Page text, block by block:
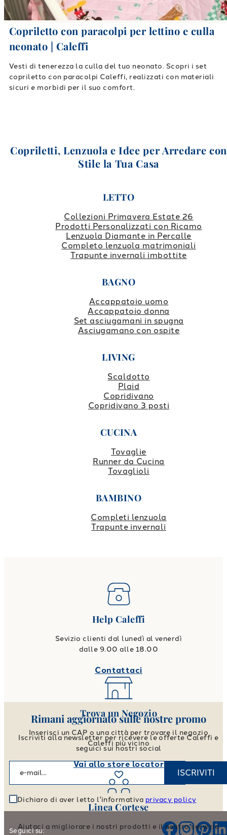
Copriletto con paracolpi per lettino e culla
neonato | Caleffi
Vesti di tenerezza la culla del tuo neonato. Scopri i set
copriletto con paracolpi Caleffi, realizzati con materiali
sicuri e morbidi per il suo comfort.
Copriletti, Lenzuola e Idee per Arredare con
Stile la Tua Casa
LETTO
Collezioni Primavera Estate 26
Prodotti Personalizzati con Ricamo
Lenzuola Diamante in Percalle
Completo lenzuola matrimoniali
Trapunte invernali imbottite
BAGNO
Accappatoio uomo
Accappatoio donna
Set asciugamani in spugna
Asciugamano con ospite
LIVING
Scaldotto
Plaid
Copridivano
Copridivano 3 posti
CUCINA
Tovaglie
Runner da Cucina
Tovaglioli
BAMBINO
Completi lenzuola
Trapunte invernali
Help Caleffi
Sevizio clienti dal lunedì al venerdì
dalle 9.00 alle 18.00
Contattaci
Trova un Negozio
Inserisci un CAP o una città per trovare il negozio
Caleffi più vicino
Vai allo store locator
Linea Cortese
Aiutaci a migliorare i nostri prodotti e il nostro servizio
Rimani aggiornato sulle nostre promo
Iscriviti alla newsletter per ricevere le offerte Caleffi e
seguici sui nostri social
ISCRIVITI
Dichiaro di aver letto l'informativa privacy policy
Seguici su: